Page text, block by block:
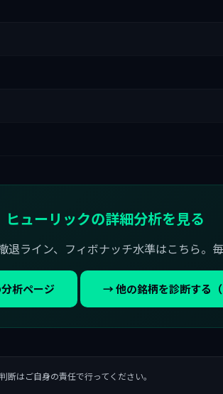
ヒューリックの詳細分析を見る
退ライン、フィボナッチ水準はこちら。
析ページ → 他の銘柄を診断する（
はご自身の責任で行ってください。